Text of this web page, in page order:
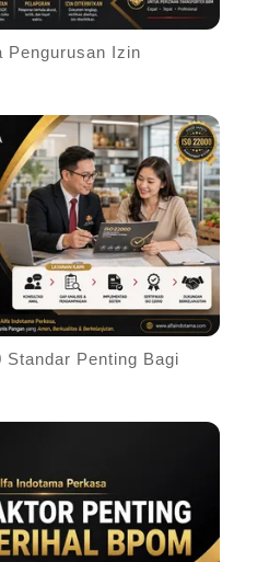
Pengurusan Izin
Penting Bagi